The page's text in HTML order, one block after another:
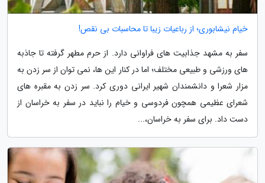
خیام نیشابوری؛ از رباعیات زیبا تا محاسبات بی نقص!
سفر به مشهد جذابیت های فراوانی دارد. از حرم مطهر گرفته تا جاذبه
های ورزشی و طبیعی مختلف؛ اما در کنار این ها، نمی توان از سر زدن به
مزار شعرا و دانشمندان شهیر ایرانی دوری کرد. سر زدن به مقبره های
شعرای عظیمی همچون فردوسی و خیام را نباید در سفر به خراسان از
دست داد. برای سفر به خراسان،...